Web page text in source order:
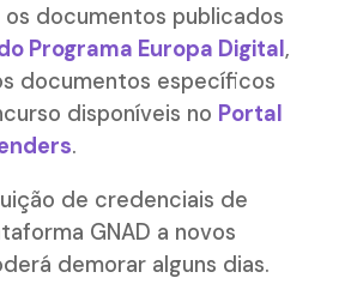
documentos publicados
Programa Europa Digital,
documentos específicos
disponíveis no Portal
.
de credenciais de
GNAD a novos
demorar alguns dias.